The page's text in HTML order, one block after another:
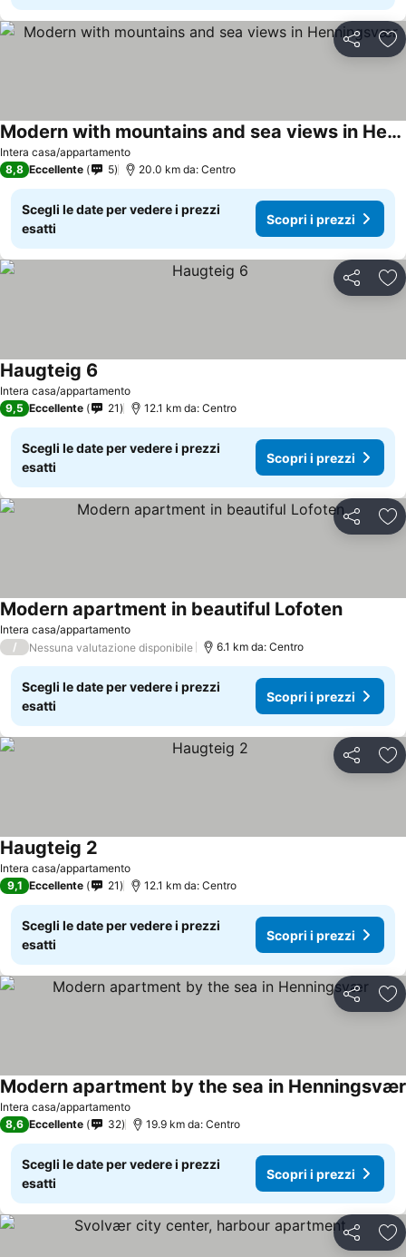
Condividi
Intera casa/appartamento
Modern with mountains and sea views in Henningsvær
Scopri i prezzi
8,8 Eccellente 5 20.0 km da: Centro
Scegli le date per vedere i prezzi
esatti
Scopri i prezzi
Condividi
Intera casa/appartamento
Haugteig 6
9,5 Eccellente 21 12.1 km da: Centro
Scegli le date per vedere i prezzi
esatti
Scopri i prezzi
Condividi
Intera casa/appartamento
Modern apartment in beautiful LofotenScopri i
/ Nessuna valutazione disponibile 6.1 km da: Centro
Scegli le date per vedere i prezzi
esatti
Scopri i prezzi
Condividi
Intera casa/appartamento
Haugteig 2
9,1 Eccellente 21 12.1 km da: Centro
Scegli le date per vedere i prezzi
esatti
Scopri i prezzi
Condividi
Intera casa/appartamento
Modern apartment by the sea in Henningsvær
8,6 Eccellente 32 19.9 km da: Centro
Scegli le date per vedere i prezzi
esatti
Scopri i prezzi
Condividi